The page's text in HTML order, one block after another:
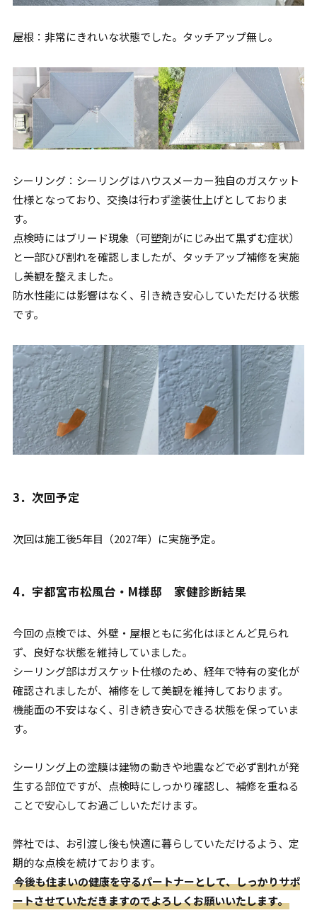
屋根：非常にきれいな状態でした。タッチアップ無し。
シーリング：シーリングはハウスメーカー独自のガスケット
仕様となっており、交換は行わず塗装仕上げとしておりま
す。
点検時にはブリード現象（可塑剤がにじみ出て黒ずむ症状）
と一部ひび割れを確認しましたが、タッチアップ補修を実施
し美観を整えました。
防水性能には影響はなく、引き続き安心していただける状態
です。
3．次回予定
次回は施工後5年目（2027年）に実施予定。
4．宇都宮市松風台・M様邸 家健診断結果
今回の点検では、外壁・屋根ともに劣化はほとんど見られ
ず、良好な状態を維持していました。
シーリング部はガスケット仕様のため、経年で特有の変化が
確認されましたが、補修をして美観を維持しております。
機能面の不安はなく、引き続き安心できる状態を保っていま
す。
シーリング上の塗膜は建物の動きや地震などで必ず割れが発
生する部位ですが、点検時にしっかり確認し、補修を重ねる
ことで安心してお過ごしいただけます。
弊社では、お引渡し後も快適に暮らしていただけるよう、定
期的な点検を続けております。
今後も住まいの健康を守るパートナーとして、しっかりサポ
ートさせていただきますのでよろしくお願いいたします。